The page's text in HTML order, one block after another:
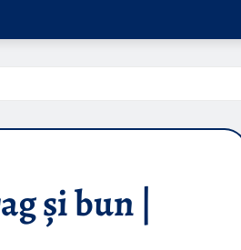
și bun |